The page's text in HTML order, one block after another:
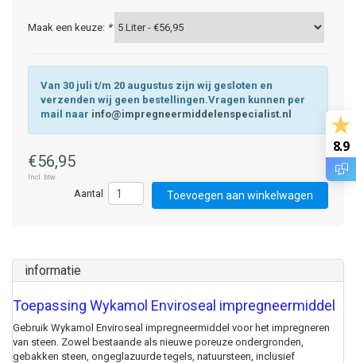
Maak een keuze: *
Van 30 juli t/m 20 augustus zijn wij gesloten en
verzenden wij geen bestellingen.Vragen kunnen per
mail naar info@impregneermiddelenspecialist.nl
€56,95
Incl. btw
Toevoegen aan winkelwagen
informatie
Toepassing Wykamol Enviroseal impregneermiddel
Gebruik Wykamol Enviroseal impregneermiddel voor het impregneren
van steen. Zowel bestaande als nieuwe poreuze ondergronden,
gebakken steen, ongeglazuurde tegels, natuursteen, inclusief
8.9